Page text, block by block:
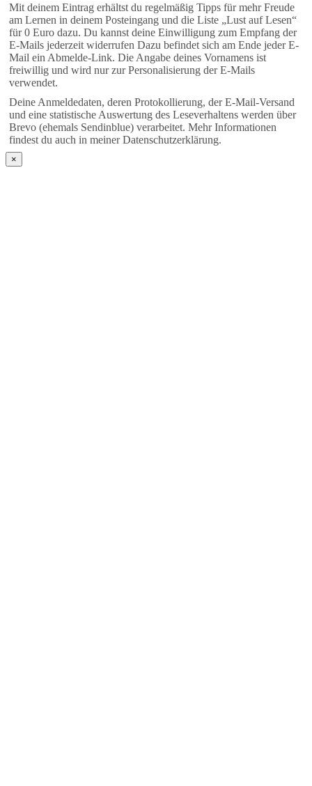
Mit deinem Eintrag erhältst du regelmäßig Tipps für mehr Freude
am Lernen in deinem Posteingang und die Liste „Lust auf Lesen“
für 0 Euro dazu. Du kannst deine Einwilligung zum Empfang der
E-Mails jederzeit widerrufen Dazu befindet sich am Ende jeder E-
Mail ein Abmelde-Link. Die Angabe deines Vornamens ist
freiwillig und wird nur zur Personalisierung der E-Mails
verwendet.
Deine Anmeldedaten, deren Protokollierung, der E-Mail-Versand
und eine statistische Auswertung des Leseverhaltens werden über
Brevo (ehemals Sendinblue) verarbeitet. Mehr Informationen
findest du auch in meiner Datenschutzerklärung.
×